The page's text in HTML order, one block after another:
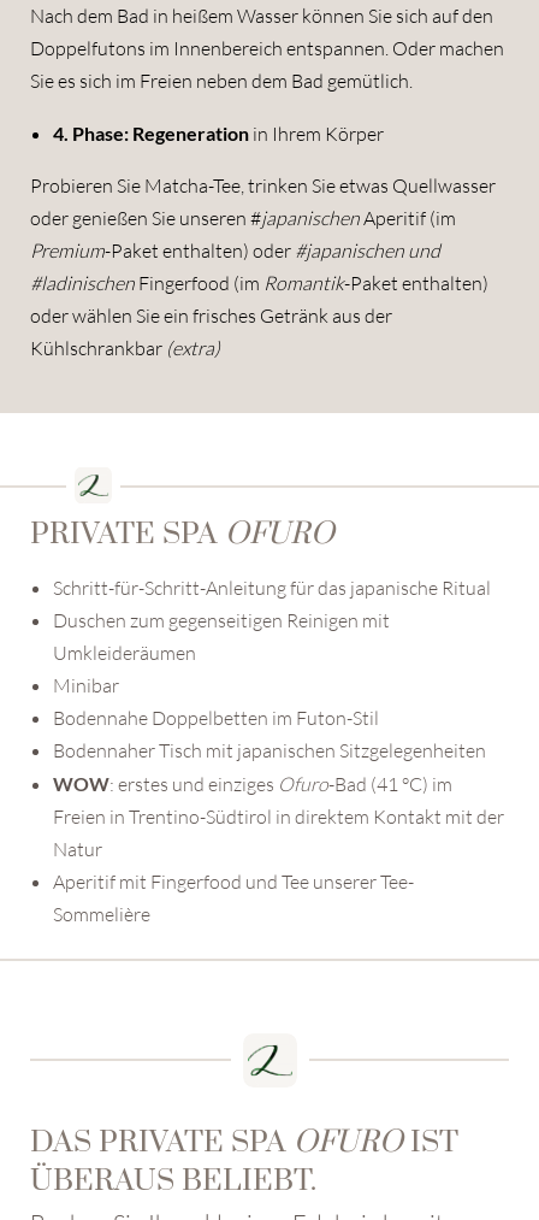
Nach dem Bad in heißem Wasser können Sie sich auf den
Doppelfutons im Innenbereich entspannen. Oder machen
Sie es sich im Freien neben dem Bad gemütlich.
4. Phase: Regeneration in Ihrem Körper
Probieren Sie Matcha-Tee, trinken Sie etwas Quellwasser
oder genießen Sie unseren #japanischenAperitif (im
Premium-Paket enthalten) oder #japanischen und
#ladinischen Fingerfood (im Romantik-Paket enthalten)
oder wählen Sie ein frisches Getränk aus der
Kühlschrankbar (extra)
PRIVATE SPA OFURO
Schritt-für-Schritt-Anleitung für das japanische Ritual
Duschen zum gegenseitigen Reinigen mit
Umkleideräumen
Minibar
Bodennahe Doppelbetten im Futon-Stil
Bodennaher Tisch mit japanischen Sitzgelegenheiten
WOW: erstes und einziges Ofuro-Bad (41 °C) im
Freien in Trentino-Südtirol in direktem Kontakt mit der
Natur
Aperitif mit Fingerfood und Tee unserer Tee-
Sommelière
DAS PRIVATE SPA OFUROIST
ÜBERAUS BELIEBT.